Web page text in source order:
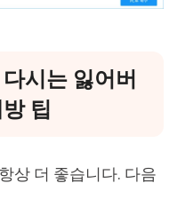
시는 잃어버
팁
상 더 좋습니다. 다음